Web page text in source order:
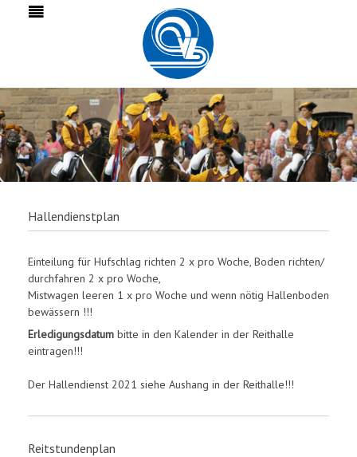
Hallendienstplan
Einteilung für Hufschlag richten 2 x pro Woche, Boden richten/
durchfahren 2 x pro Woche,
Mistwagen leeren 1 x pro Woche und wenn nötig Hallenboden
bewässern !!!
Erledigungsdatum bitte in den Kalender in der Reithalle
eintragen!!!
Der Hallendienst 2021 siehe Aushang in der Reithalle!!!
Reitstundenplan